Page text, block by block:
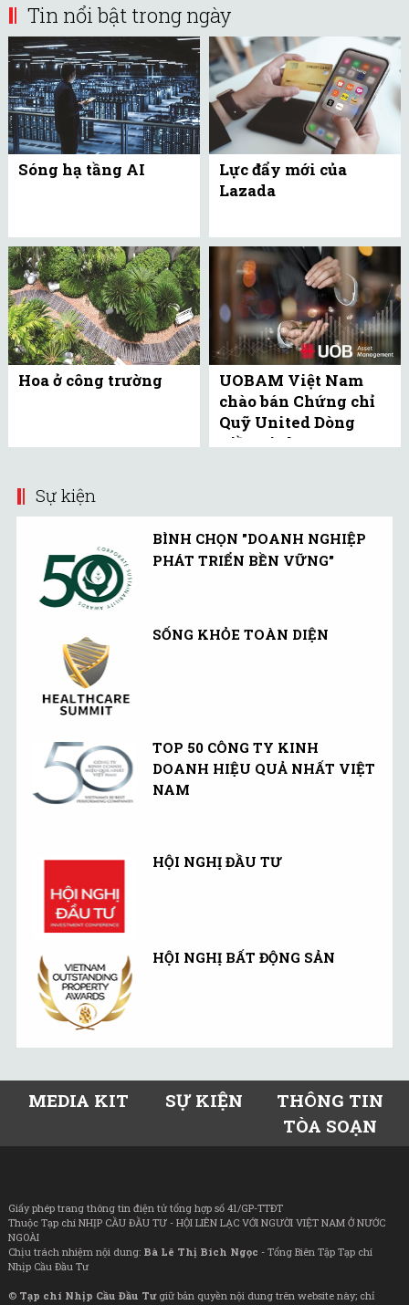
Tin nổi bật trong ngày
Sóng hạ tầng AI
Lực đẩy mới của
Lazada
Hoa ở công trường
UOBAM Việt Nam
chào bán Chứng chỉ
Quỹ United Dòng
Tiền Linh Hoạt
Sự kiện
BÌNH CHỌN "DOANH NGHIỆP
PHÁT TRIỂN BỀN VỮNG"
SỐNG KHỎE TOÀN DIỆN
TOP 50 CÔNG TY KINH
DOANH HIỆU QUẢ NHẤT VIỆT
NAM
HỘI NGHỊ ĐẦU TƯ
HỘI NGHỊ BẤT ĐỘNG SẢN
MEDIA KIT SỰ KIỆN
THÔNG TIN
TÒA SOẠN
Giấy phép trang thông tin điện tử tổng hợp số 41/GP-TTĐT
Thuộc Tạp chí NHỊP CẦU ĐẦU TƯ - HỘI LIÊN LẠC VỚI NGƯỜI VIỆT NAM Ở NƯỚC
NGOÀI
Chịu trách nhiệm nội dung: Bà Lê Thị Bích Ngọc - Tổng Biên Tập Tạp chí
Nhịp Cầu Đầu Tư
© Tạp chí Nhịp Cầu Đầu Tưgiữ bản quyền nội dung trên website này; chỉ